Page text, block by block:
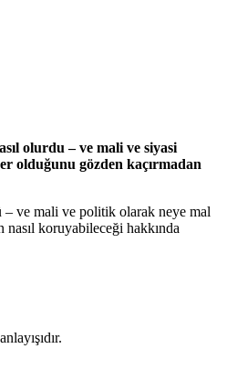
olurdu – ve mali ve siyasi
olduğunu gözden kaçırmadan
– ve mali ve politik olarak neye mal
koruyabileceği hakkında